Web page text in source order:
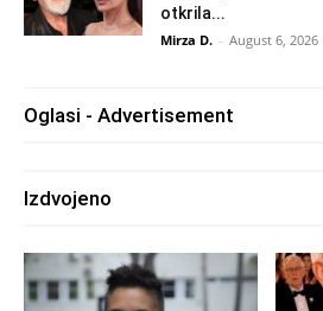
otkrila...
Mirza D. - August 6, 2026
Oglasi - Advertisement
Izdvojeno